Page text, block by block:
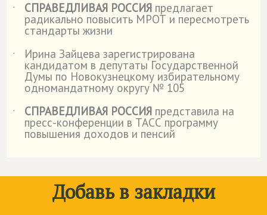
˙
СПРАВЕДЛИВАЯ РОССИЯ предлагает
радикально повысить МРОТ и пересмотреть
стандарты жизни
˙
Ирина Зайцева зарегистрирована
кандидатом в депутаты Государственной
Думы по Новокузнецкому избирательному
одномандатному округу № 105
˙
СПРАВЕДЛИВАЯ РОССИЯ представила на
пресс-конференции в ТАСС программу
повышения доходов и пенсий
Добавь в закладки